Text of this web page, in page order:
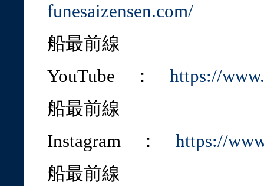
funesaizensen.com/
船最前線
YouTube ： https://
船最前線
Instagram ： https://
船最前線